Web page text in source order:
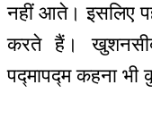
नहीं आते। इसलिए
करते हैं।
पद्मापद्म कहना भी